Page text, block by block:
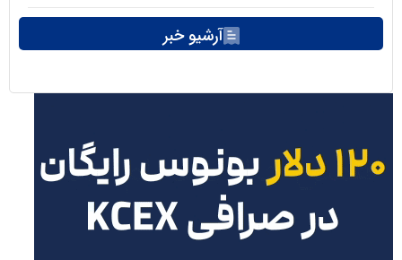
آرشیو خبر